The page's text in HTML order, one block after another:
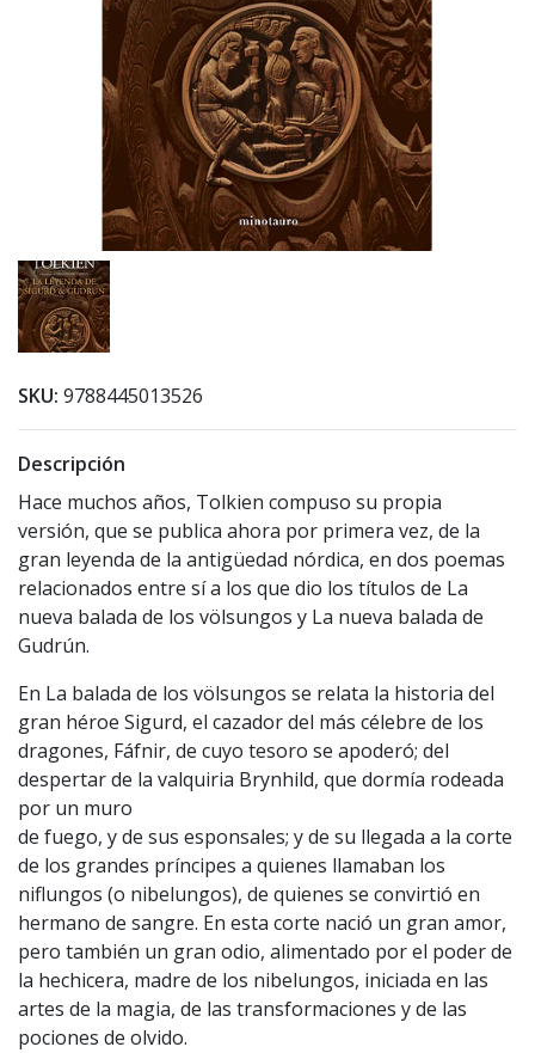
SKU: 9788445013526
Descripción
Hace muchos años, Tolkien compuso su propia
versión, que se publica ahora por primera vez, de la
gran leyenda de la antigüedad nórdica, en dos poemas
relacionados entre sí a los que dio los títulos de La
nueva balada de los völsungos y La nueva balada de
Gudrún.
En La balada de los völsungos se relata la historia del
gran héroe Sigurd, el cazador del más célebre de los
dragones, Fáfnir, de cuyo tesoro se apoderó; del
despertar de la valquiria Brynhild, que dormía rodeada
por un muro
de fuego, y de sus esponsales; y de su llegada a la corte
de los grandes príncipes a quienes llamaban los
niflungos (o nibelungos), de quienes se convirtió en
hermano de sangre. En esta corte nació un gran amor,
pero también un gran odio, alimentado por el poder de
la hechicera, madre de los nibelungos, iniciada en las
artes de la magia, de las transformaciones y de las
pociones de olvido.